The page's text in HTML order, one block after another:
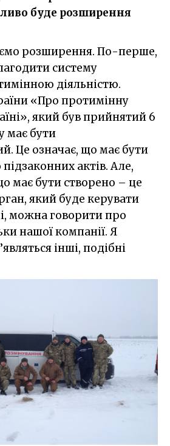
буде розширення
розширення. По-перше,
систему
діяльністю.
«Про протимінну
який був прийнятий 6
має бути
Це означає, що має бути
актів. Але,
має бути створено – це
який буде керувати
можна говорити про
нашої компанії. Я
інші, подібні